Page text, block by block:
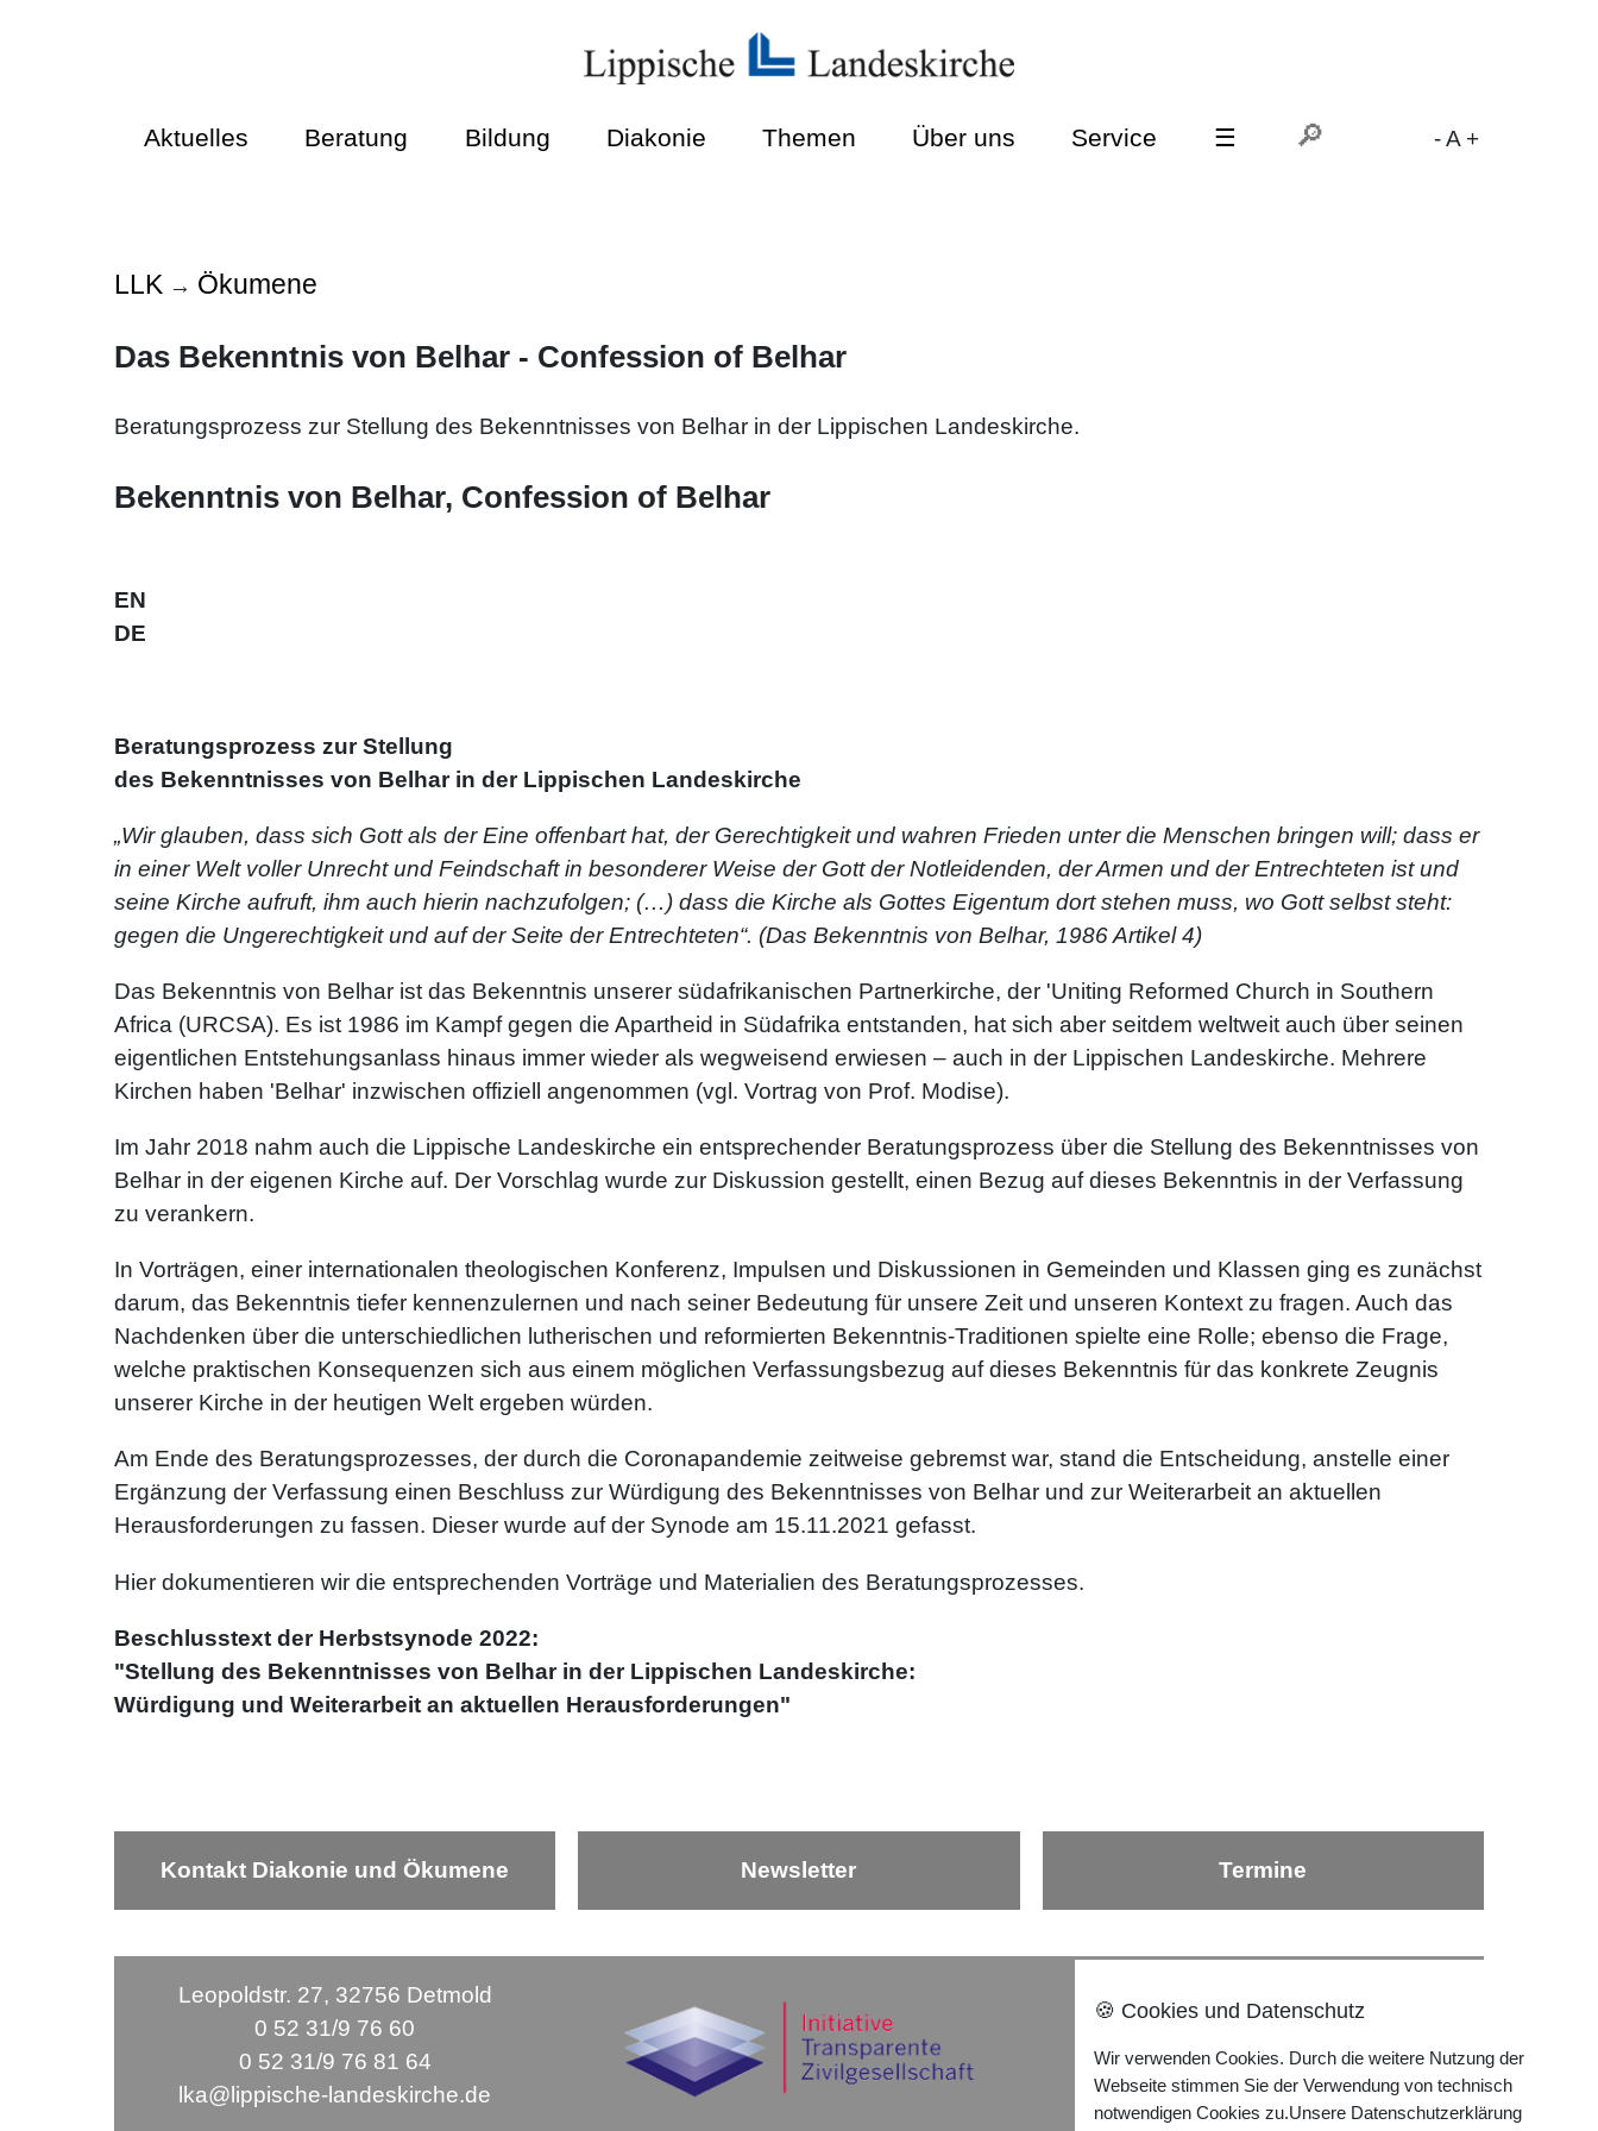
Aktuelles Beratung Bildung Diakonie Themen Über uns Service ☰ -A +
LLK→ Ökumene
Das Bekenntnis von Belhar - Confession of Belhar
Beratungsprozess zur Stellung des Bekenntnisses von Belhar in der Lippischen Landeskirche.
Bekenntnis von Belhar, Confession of Belhar
EN
DE
Beratungsprozess zur Stellung
des Bekenntnisses von Belhar in der Lippischen Landeskirche
„Wir glauben, dass sich Gott als der Eine offenbart hat, der Gerechtigkeit und wahren Frieden unter die Menschen bringen will; dass er
in einer Welt voller Unrecht und Feindschaft in besonderer Weise der Gott der Notleidenden, der Armen und der Entrechteten ist und
seine Kirche aufruft, ihm auch hierin nachzufolgen; (…) dass die Kirche als Gottes Eigentum dort stehen muss, wo Gott selbst steht:
gegen die Ungerechtigkeit und auf der Seite der Entrechteten“. (Das Bekenntnis von Belhar, 1986 Artikel 4)
Das Bekenntnis von Belhar ist das Bekenntnis unserer südafrikanischen Partnerkirche, der 'Uniting Reformed Church in Southern
Africa (URCSA). Es ist 1986 im Kampf gegen die Apartheid in Südafrika entstanden, hat sich aber seitdem weltweit auch über seinen
eigentlichen Entstehungsanlass hinaus immer wieder als wegweisend erwiesen – auch in der Lippischen Landeskirche. Mehrere
Kirchen haben 'Belhar' inzwischen offiziell angenommen (vgl. Vortrag von Prof. Modise).
Im Jahr 2018 nahm auch die Lippische Landeskirche ein entsprechender Beratungsprozess über die Stellung des Bekenntnisses von
Belhar in der eigenen Kirche auf. Der Vorschlag wurde zur Diskussion gestellt, einen Bezug auf dieses Bekenntnis in der Verfassung
zu verankern.
In Vorträgen, einer internationalen theologischen Konferenz, Impulsen und Diskussionen in Gemeinden und Klassen ging es zunächst
darum, das Bekenntnis tiefer kennenzulernen und nach seiner Bedeutung für unsere Zeit und unseren Kontext zu fragen. Auch das
Nachdenken über die unterschiedlichen lutherischen und reformierten Bekenntnis-Traditionen spielte eine Rolle; ebenso die Frage,
welche praktischen Konsequenzen sich aus einem möglichen Verfassungsbezug auf dieses Bekenntnis für das konkrete Zeugnis
unserer Kirche in der heutigen Welt ergeben würden.
Am Ende des Beratungsprozesses, der durch die Coronapandemie zeitweise gebremst war, stand die Entscheidung, anstelle einer
Ergänzung der Verfassung einen Beschluss zur Würdigung des Bekenntnisses von Belhar und zur Weiterarbeit an aktuellen
Herausforderungen zu fassen. Dieser wurde auf der Synode am 15.11.2021 gefasst.
Hier dokumentieren wir die entsprechenden Vorträge und Materialien des Beratungsprozesses.
Beschlusstext der Herbstsynode 2022:
"Stellung des Bekenntnisses von Belhar in der Lippischen Landeskirche:
Würdigung und Weiterarbeit an aktuellen Herausforderungen"
Kontakt Diakonie und Ökumene Newsletter Termine
Leopoldstr. 27, 32756 Detmold
0 52 31/9 76 60
0 52 31/9 76 81 64
lka@lippische-landeskirche.de
Impressum
Datenschutzerklärung
🍪 Cookies und Datenschutz
Wir verwenden Cookies. Durch die weitere Nutzung der
Webseite stimmen Sie der Verwendung von technisch
notwendigen Cookies zu.Unsere Datenschutzerklärung